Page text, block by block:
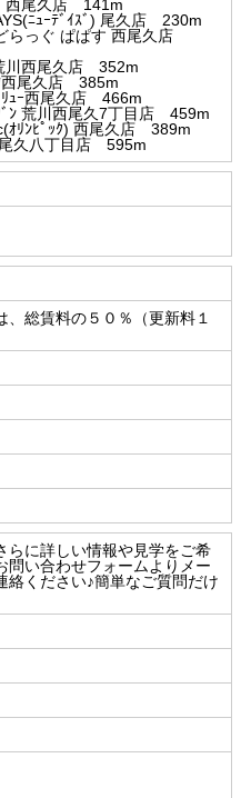
西尾久店 141m
ﾆｭｰﾃﾞｲｽﾞ) 尾久店 230m
らっぐ ぱぱす 西尾久店
川西尾久店 352m
西尾久店 385m
ﾘｭｰ西尾久店 466m
ﾞﾝ 荒川西尾久7丁目店 459m
ｵﾘﾝﾋﾟｯｸ) 西尾久店 389m
尾久八丁目店 595m
総賃料の５０％（更新料１
らに詳しい情報や見学をご希
問い合わせフォームよりメー
絡ください♪簡単なご質問だけ